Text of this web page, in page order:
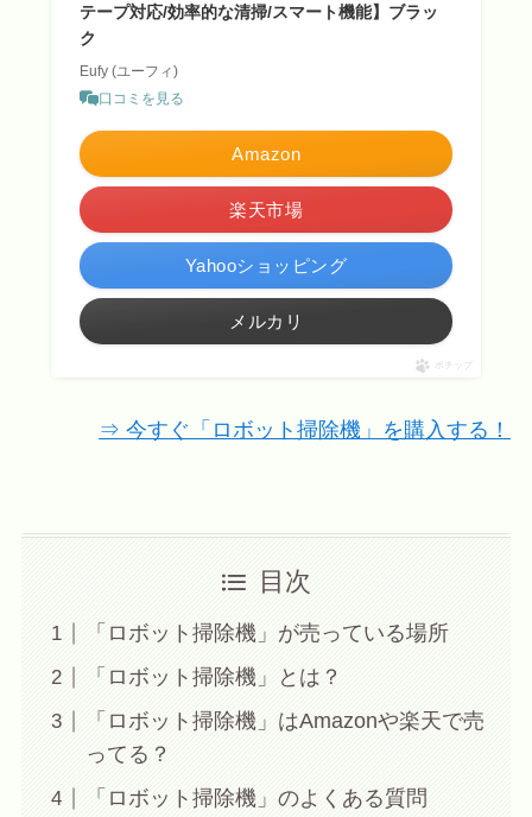
テープ対応/効率的な清掃/スマート機能】ブラッ
ク
Eufy (ユーフィ)
口コミを見る
Amazon
楽天市場
Yahooショッピング
メルカリ
ポチップ
⇒ 今すぐ「ロボット掃除機」を購入する！
目次
「ロボット掃除機」が売っている場所
「ロボット掃除機」とは？
「ロボット掃除機」はAmazonや楽天で売
ってる？
「ロボット掃除機」のよくある質問